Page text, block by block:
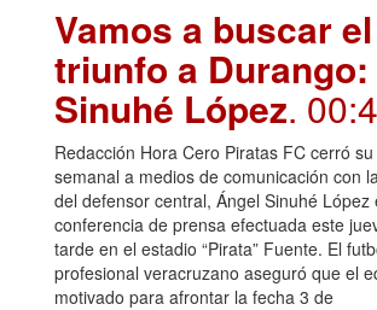
Vamos a buscar el
triunfo a
Sinuhé López.
Redacción Hora Cero Piratas FC cerró
semanal a medios de comunicación con
del defensor central, Ángel Sinuhé López
conferencia de prensa efectuada este
tarde en el estadio “Pirata” Fuente. El
profesional veracruzano aseguró que el
motivado para afrontar la fecha 3 de